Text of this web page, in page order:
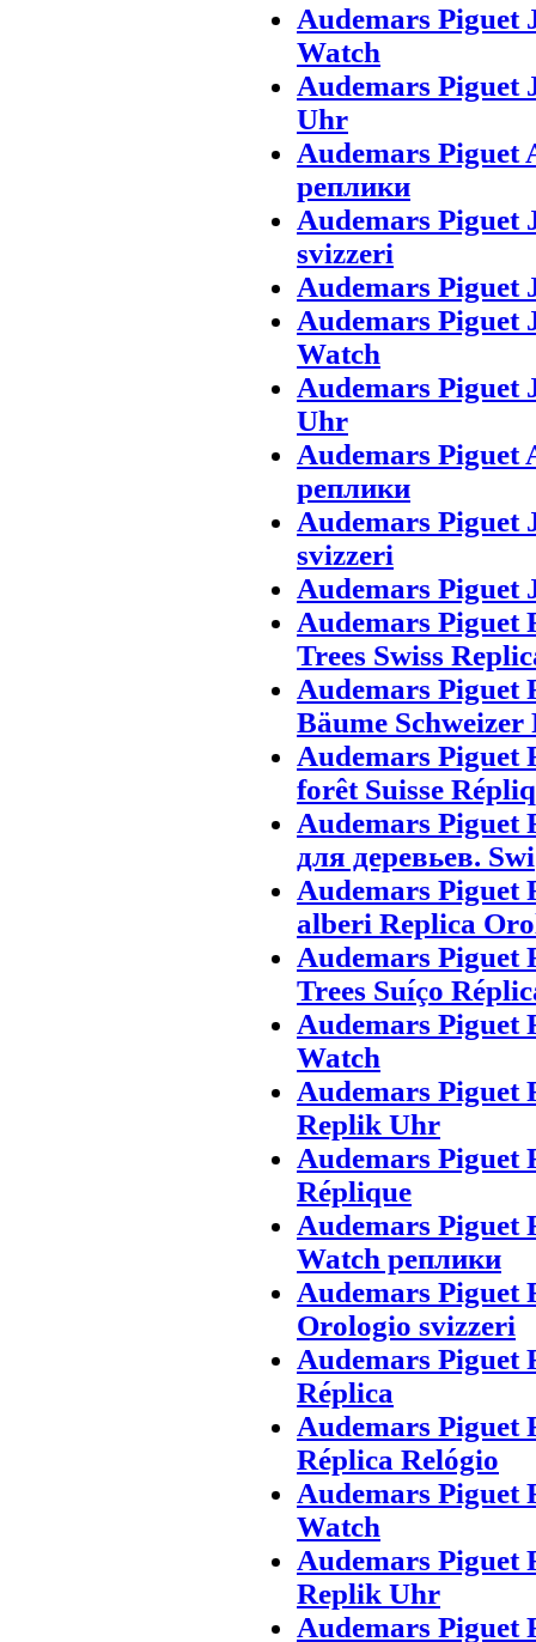
Audemars Piguet
Watch
Audemars Piguet
Uhr
Audemars Piguet
реплики
Audemars Piguet
svizzeri
Audemars Piguet
Audemars Piguet
Watch
Audemars Piguet
Uhr
Audemars Piguet
реплики
Audemars Piguet
svizzeri
Audemars Piguet
Audemars Piguet
Trees Swiss
Audemars Piguet
Bäume
Audemars Piguet
forêt Suisse
Audemars Piguet
для деревьев. Swi
Audemars Piguet
alberi Replica
Audemars Piguet
Trees Suíço
Audemars Piguet
Watch
Audemars Piguet
Replik Uhr
Audemars Piguet
Réplique
Audemars Piguet
Watch реплики
Audemars Piguet
Orologio svizzeri
Audemars Piguet
Réplica
Audemars Piguet
Réplica Relógio
Audemars Piguet
Watch
Audemars Piguet
Replik Uhr
Audemars Piguet